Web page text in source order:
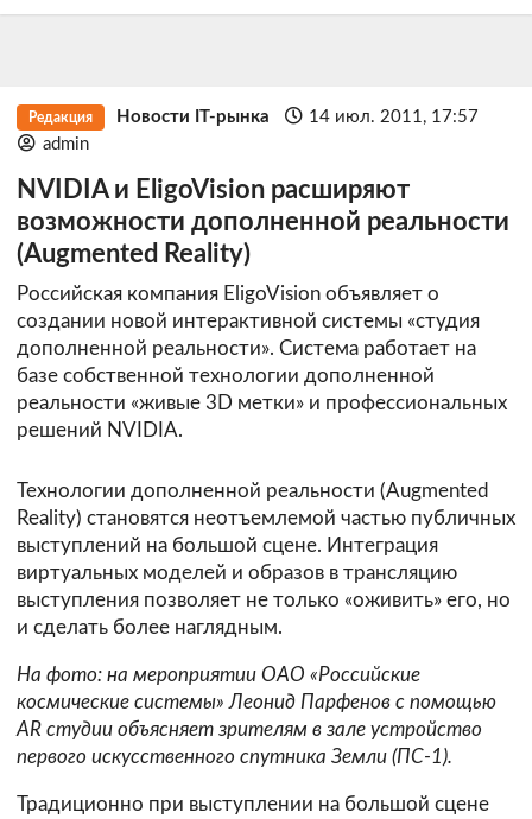
Редакция Новости IT-рынка
14 июл. 2011, 17:57
admin
NVIDIA и EligoVision расширяют
возможности дополненной реальности
(Augmented Reality)
Российская компания EligoVision объявляет о
создании новой интерактивной системы «студия
дополненной реальности». Система работает на
базе собственной технологии дополненной
реальности «живые 3D метки» и профессиональных
решений NVIDIA.
Технологии дополненной реальности (Augmented
Reality) становятся неотъемлемой частью публичных
выступлений на большой сцене. Интеграция
виртуальных моделей и образов в трансляцию
выступления позволяет не только «оживить» его, но
и сделать более наглядным.
На фото: на мероприятии ОАО «Российские
космические системы» Леонид Парфенов с помощью
AR студии объясняет зрителям в зале устройство
первого искусственного спутника Земли (ПС-1).
Традиционно при выступлении на большой сцене